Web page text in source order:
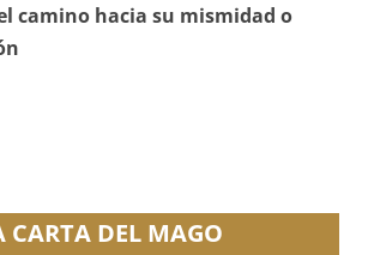
camino hacia su mismidad o
CARTA DEL MAGO